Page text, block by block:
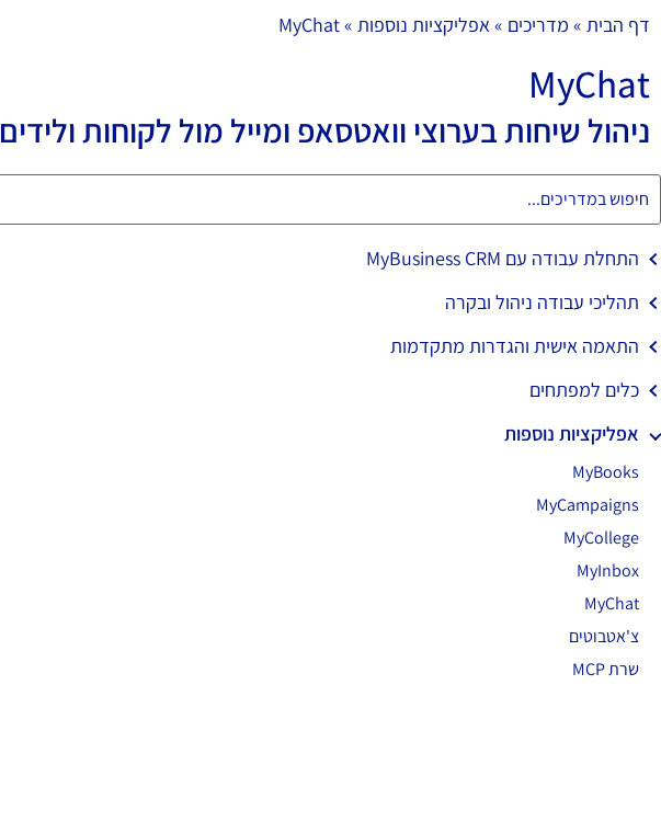
MyChat - MyBusiness CRM
מוצרים
דף הבית » מדריכים »אפליקציות נוספות »
MyChat
MyChat
ניהול שיחות בערוצי וואטסאפ ומייל מול לקוחות ולידים
התחלת עבודה עם MyBusiness CRM
תהליכי עבודה ניהול ובקרה
התאמה אישית והגדרות מתקדמות
כלים למפתחים
אפליקציות נוספות
MyBooks
MyCampaigns
MyCollege
MyInbox
MyChat
צ'אטבוטים
שרת MCP